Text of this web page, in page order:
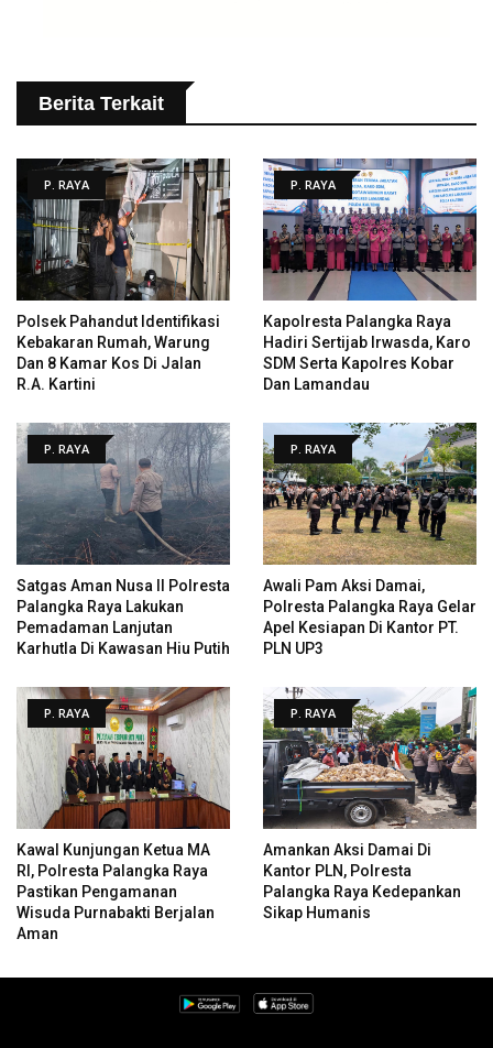
Berita Terkait
P. RAYA
Polsek Pahandut Identifikasi
Kebakaran Rumah, Warung
Dan 8 Kamar Kos Di Jalan
R.A. Kartini
P. RAYA
Kapolresta Palangka Raya
Hadiri Sertijab Irwasda, Karo
SDM Serta Kapolres Kobar
Dan Lamandau
P. RAYA
Satgas Aman Nusa II Polresta
Palangka Raya Lakukan
Pemadaman Lanjutan
Karhutla Di Kawasan Hiu Putih
P. RAYA
Awali Pam Aksi Damai,
Polresta Palangka Raya Gelar
Apel Kesiapan Di Kantor PT.
PLN UP3
P. RAYA
Kawal Kunjungan Ketua MA
RI, Polresta Palangka Raya
Pastikan Pengamanan
Wisuda Purnabakti Berjalan
Aman
P. RAYA
Amankan Aksi Damai Di
Kantor PLN, Polresta
Palangka Raya Kedepankan
Sikap Humanis